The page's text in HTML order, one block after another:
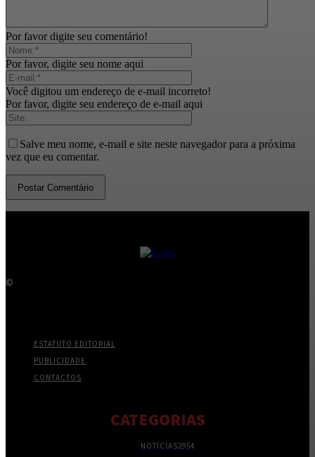
Por favor digite seu comentário!
Por favor, digite seu nome aqui
Você digitou um endereço de e-mail incorreto!
Por favor, digite seu endereço de e-mail aqui
Salve meu nome, e-mail e site neste navegador para a próxima
vez que eu comentar.
©
ESTATUTO EDITORIAL
PUBLICIDADE
CONTACTOS
CATEGORIAS
NOTÍCIAS2954